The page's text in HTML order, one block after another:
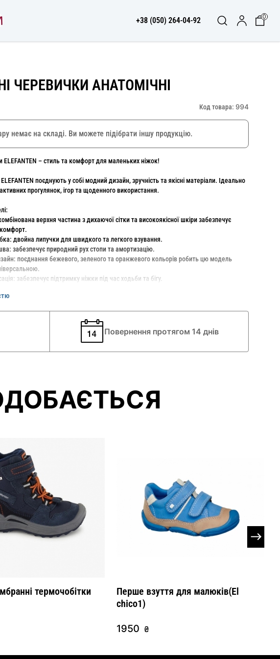
+38 (050) 264-04-92 0
ЧЕРЕВИЧКИ АНАТОМІЧНІ
Код товара: 994
немає на складі. Ви можете підібрати іншу продукцію.
ELEFANTEN – стиль та комфорт для маленьких ніжок!
ELEFANTEN поєднують у собі модний дизайн, зручність та якісні матеріали. Ідеально
прогулянок, ігор та щоденного використання.
верхня частина з дихаючої сітки та високоякісної шкіри забезпечує
двойна липучки для швидкого та легкого взування.
забезпечує природний рух стопи та амортизацію.
поєднання бежевого, зеленого та оранжевого кольорів робить цю модель
забезпечує підтримку ніжки під час ходьби та бігу.
Повернення протягом 14 днів
термочобітки
Перше взуття для малюків(El
chico1)
1950 ₴